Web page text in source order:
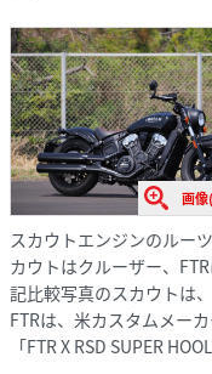
画
スカウトエンジンのルー
カウトはクルーザー、
記比較写真のスカウトは
FTRは、米カスタムメー
「FTR X RSD SUPER